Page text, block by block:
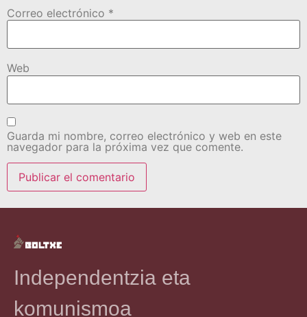
Correo electrónico *
Web
Guarda mi nombre, correo electrónico y web en este
navegador para la próxima vez que comente.
Independentzia eta
komunismoa